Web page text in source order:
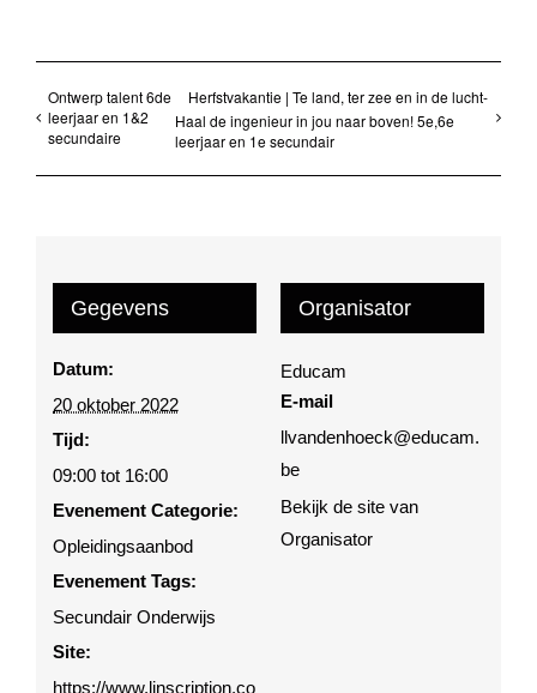
Ontwerp talent 6de
leerjaar en 1&2
secundaire
Herfstvakantie | Te land, ter zee en in de lucht-
Haal de ingenieur in jou naar boven! 5e,6e
leerjaar en 1e secundair
Gegevens
Datum:
20 oktober 2022
Tijd:
09:00 tot 16:00
Evenement Categorie:
Opleidingsaanbod
Evenement Tags:
Secundair Onderwijs
Site:
https://www.linscription.co
Organisator
Educam
E-mail
llvandenhoeck@educam.
be
Bekijk de site van
Organisator